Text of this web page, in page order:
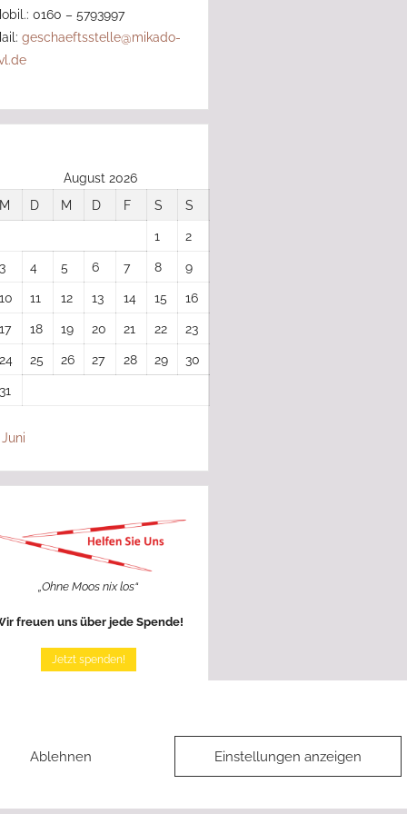
Ablehnen Einstellungen anzeigen
0160 – 5793997
geschaeftsstelle@mikado-
August 2026
M
D M D F S
S
1
2
3
4 5 6 7 8
9
10
11 12 13 14 15
16
17
18 19 20 21 22
23
24
25 26 27 28 29
30
31
„Ohne Moos nix los“
freuen uns über jede Spende!
Jetzt spenden!
Datenschutzerklärung Cookie-Richtlinie